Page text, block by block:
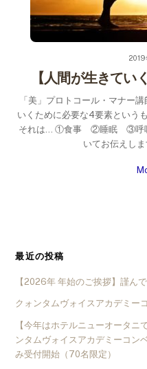
2019
【人間が生きてい
「美」プロトコール・マナー
いくために必要な4要素という
それは… ①食事 ②睡眠 ③呼
いてお伝えし
最近の投稿
【2026年 年始のご挨拶】謹ん
クォンタムヴォイスアカデミー
【今年はホテルニューオータ
ンタムヴォイスアカデミーコン
み受付開始（70名限定）